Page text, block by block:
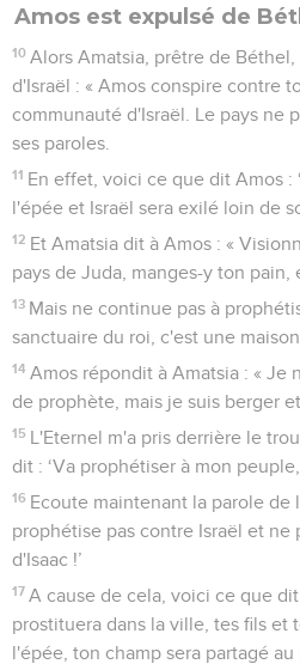
Amos est expulsé de
10 Alors Amatsia, prêtre de
d'Israël : « Amos conspire contre
communauté d'Israël. Le pays ne
ses paroles.
11 En effet, voici ce que dit Amos :
l'épée et Israël sera exilé loin de
12 Et Amatsia dit à Amos : «
pays de Juda, manges-y ton pain,
13 Mais ne continue pas à
sanctuaire du roi, c'est une
14 Amos répondit à Amatsia : « Je
de prophète, mais je suis berger
15 L'Eternel m'a pris derrière le
dit : ‘Va prophétiser à mon peuple,
16 Ecoute maintenant la parole de
prophétise pas contre Israël et ne
d'Isaac !’
17 A cause de cela, voici ce que
prostituera dans la ville, tes fils et
l'épée, ton champ sera partagé